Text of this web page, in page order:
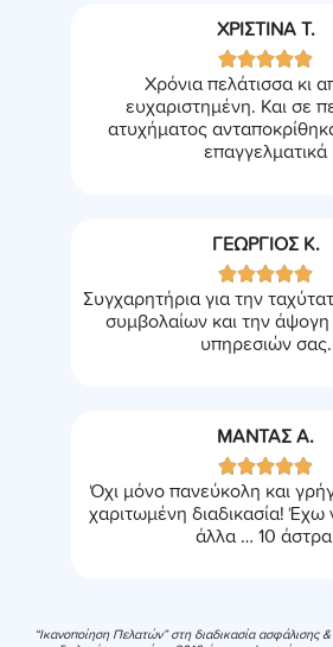
ΧΡΙΣΤΙΝΑ Τ.

Χρόνια πελάτισσα κι
ευχαριστημένη. Και σε
ατυχήματος
επαγγελματικά
ΓΕΩΡΓΙΟΣ Κ.

Συγχαρητήρια για την
συμβολαίων και την άψογη
υπηρεσιών σας.
ΜΑΝΤΑΣ Α.

Όχι μόνο πανεύκολη και
χαριτωμένη διαδικασία!
άλλα … 10
“Ικανοποίηση Πελατών” στη διαδικασία ασφάλισης